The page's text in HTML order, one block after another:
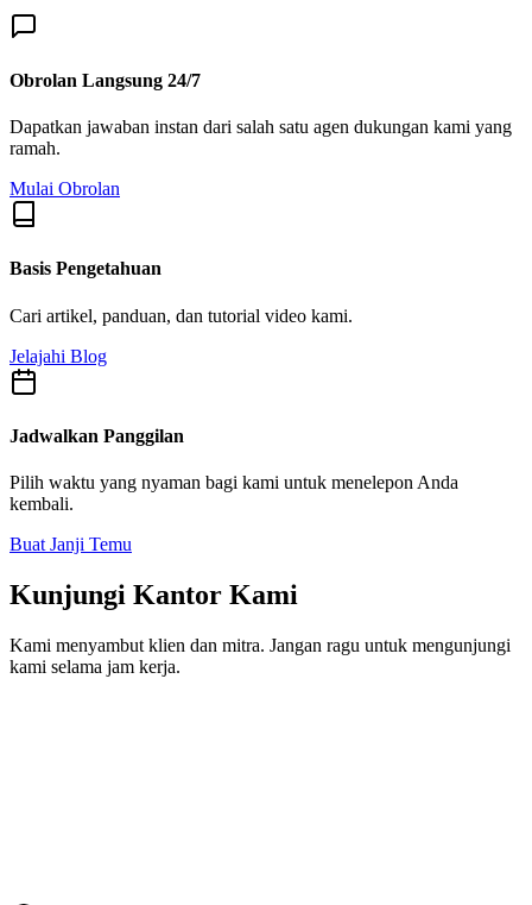
Obrolan Langsung 24/7
Dapatkan jawaban instan dari salah satu agen dukungan kami yang
ramah.
Mulai Obrolan
Basis Pengetahuan
Cari artikel, panduan, dan tutorial video kami.
Jelajahi Blog
Jadwalkan Panggilan
Pilih waktu yang nyaman bagi kami untuk menelepon Anda
kembali.
Buat Janji Temu
Kunjungi Kantor Kami
Kami menyambut klien dan mitra. Jangan ragu untuk mengunjungi
kami selama jam kerja.